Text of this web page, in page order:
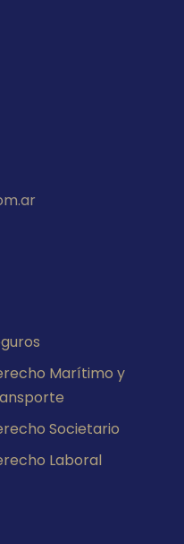
Marítimo y
Societario
Laboral